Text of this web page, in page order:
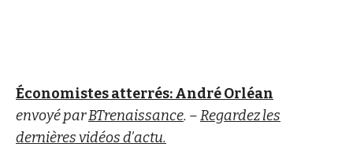
Économistes atterrés: André Orléan
envoyé parBTrenaissance. –Regardez les
dernières vidéos d'actu.